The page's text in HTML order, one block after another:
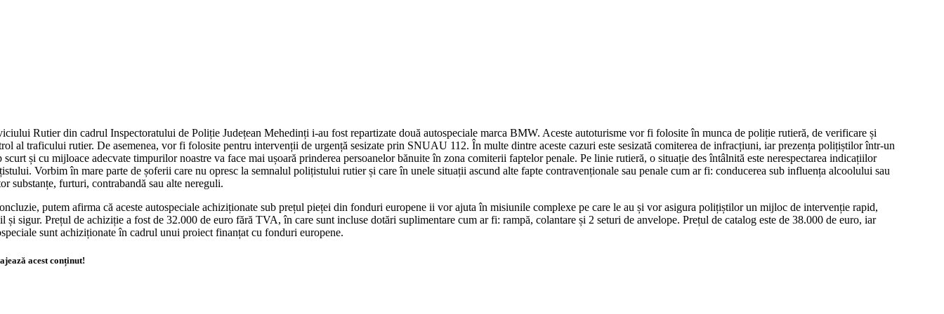
Rutier din cadrul Inspectoratului de Poliție Județean Mehedinți i-au fost repartizate două autospeciale marca BMW. Aceste autoturisme vor fi folosite în munca de poliție rutieră, de verificare și
al traficului rutier. De asemenea, vor fi folosite pentru intervenții de urgență sesizate prin SNUAU 112. În multe dintre aceste cazuri este sesizată comiterea de infracțiuni, iar prezența polițiștilor într-un
scurt și cu mijloace adecvate timpurilor noastre va face mai ușoară prinderea persoanelor bănuite în zona comiterii faptelor penale. Pe linie rutieră, o situație des întâlnită este nerespectarea indicațiilor
Vorbim în mare parte de șoferii care nu opresc la semnalul polițistului rutier și care în unele situații ascund alte fapte contravenționale sau penale cum ar fi: conducerea sub influența alcoolului sau
substanțe, furturi, contrabandă sau alte nereguli.
putem afirma că aceste autospeciale achiziționate sub prețul pieței din fonduri europene ii vor ajuta în misiunile complexe pe care le au și vor asigura polițiștilor un mijloc de intervenție rapid,
și sigur. Prețul de achiziție a fost de 32.000 de euro fără TVA, în care sunt incluse dotări suplimentare cum ar fi: rampă, colantare și 2 seturi de anvelope. Prețul de catalog este de 38.000 de euro, iar
sunt achiziționate în cadrul unui proiect finanțat cu fonduri europene.
acest conținut!